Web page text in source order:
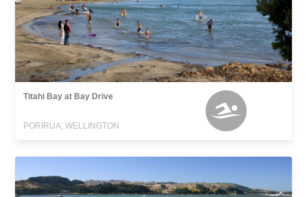
Titahi Bay at Bay Drive
PORIRUA, WELLINGTON